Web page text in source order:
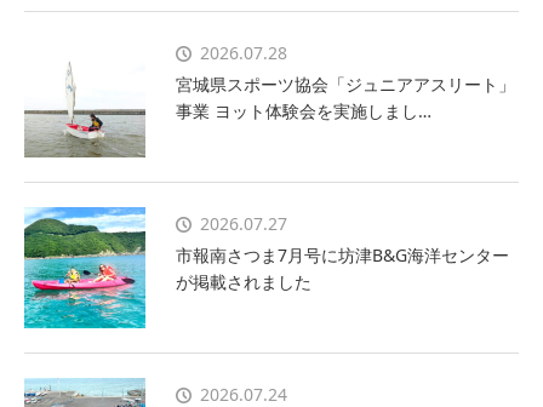
2026.07.28
宮城県スポーツ協会「ジュニアアスリート」
事業 ヨット体験会を実施しまし…
2026.07.27
市報南さつま7月号に坊津B&G海洋センター
が掲載されました
2026.07.24